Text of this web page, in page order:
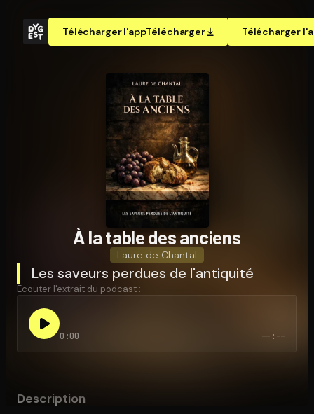
Télécharger l'appTélécharger Télécharger
À la table des anciens
Laure de Chantal
Les saveurs perdues de l'antiquité
Écouter l'extrait du podcast :
0:00 --:--
Description